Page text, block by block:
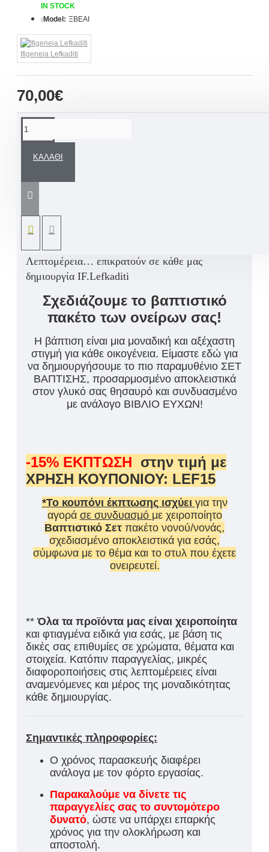
70,00€
IN STOCK
Model: ΞΒΕΑΙ
Ifigeneia Lefkaditi
ΚΑΛΆΘΙ
αγόρι με θέμα τον ιππότη, το άλογο και τα
Λεπτομέρεια… επικρατούν σε κάθε μας
δημιουργία IF.Lefkaditi
Σχεδιάζουμε το βαπτιστικό
πακέτο των ονείρων σας!
Η βάπτιση είναι μια μοναδική και αξέχαστη
στιγμή για κάθε οικογένεια. Είμαστε εδώ για
να δημιουργήσουμε το πιο παραμυθένιο ΣΕΤ
ΒΑΠΤΙΣΗΣ, προσαρμοσμένο αποκλειστικά
στον γλυκό σας θησαυρό και συνδυασμένο
με ανάλογο ΒΙΒΛΙΟ ΕΥΧΩΝ!
-15% ΕΚΠΤΩΣΗ στην τιμή με
ΧΡΗΣΗ ΚΟΥΠΟΝΙΟΥ: LEF15
*Το κουπόνι έκπτωσης ισχύει για την
αγορά σε συνδυασμό με χειροποίητο
Βαπτιστικό Σετ πακέτο νονού/νονάς,
σχεδιασμένο αποκλειστικά για εσάς,
σύμφωνα με το θέμα και το στυλ που έχετε
ονειρευτεί.
**Όλα τα προϊόντα μας είναι χειροποίητα
και φτιαγμένα ειδικά για εσάς, με βάση τις
δικές σας επιθυμίες σε χρώματα, θέματα και
στοιχεία. Κατόπιν παραγγελίας, μικρές
διαφοροποιήσεις στις λεπτομέρειες είναι
αναμενόμενες και μέρος της μοναδικότητας
κάθε δημιουργίας.
Σημαντικές πληροφορίες:
Ο χρόνος παρασκευής διαφέρει
ανάλογα με τον φόρτο εργασίας.
Παρακαλούμε να δίνετε τις
παραγγελίες σας το συντομότερο
δυνατό, ώστε να υπάρχει επαρκής
χρόνος για την ολοκλήρωση και
αποστολή.